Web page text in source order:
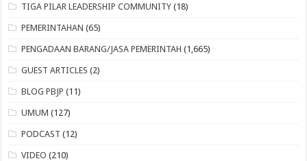
TIGA PILAR LEADERSHIP COMMUNITY (18)
PEMERINTAHAN (65)
PENGADAAN BARANG/JASA PEMERINTAH (1,665)
GUEST ARTICLES (2)
BLOG PBJP (11)
UMUM (127)
PODCAST (12)
VIDEO (210)